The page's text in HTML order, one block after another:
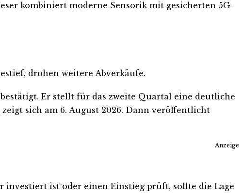
kombiniert moderne Sensorik mit gesicherten 5G-
drohen weitere Abverkäufe.
Er stellt für das zweite Quartal eine deutliche
sich am 6. August 2026. Dann veröffentlicht
Anzeige
investiert ist oder einen Einstieg prüft, sollte die Lage